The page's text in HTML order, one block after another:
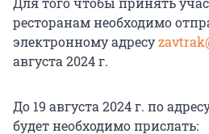
ресторанам необходимо
электронному адресу
августа 2024 г.
До 19 августа 2024 г. по
будет необходимо прислать: